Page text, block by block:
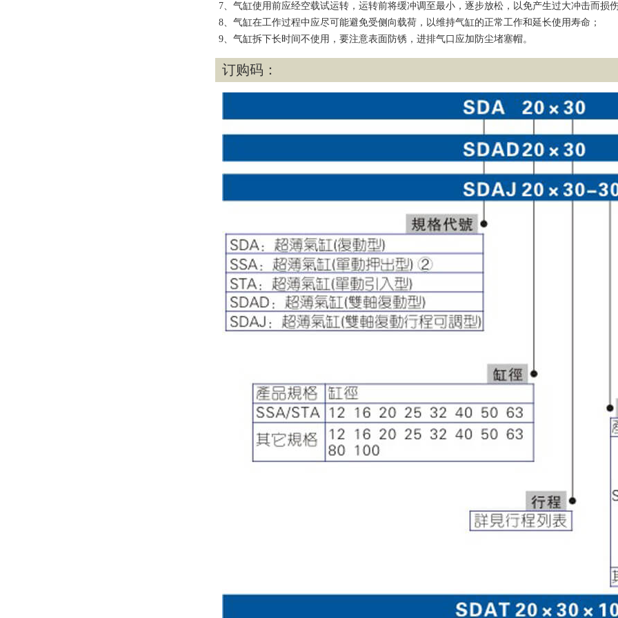
7、气缸使用前应经空载试运转，运转前将缓冲调至最小，逐步放松，以免产生过大冲击而损
8、气缸在工作过程中应尽可能避免受侧向载荷，以维持气缸的正常工作和延长使用寿命；
9、气缸拆下长时间不使用，要注意表面防锈，进排气口应加防尘堵塞帽。
订购码：